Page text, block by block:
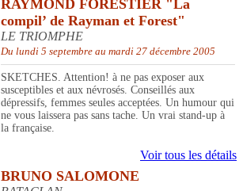
RAYMOND FORESTIER "La
compil’ de Rayman et Forest"
LE TRIOMPHE
Du lundi 5 septembre au mardi 27 décembre 2005
SKETCHES. Attention! à ne pas exposer aux
susceptibles et aux névrosés. Conseillés aux
dépressifs, femmes seules acceptées. Un humour qui
ne vous laissera pas sans tache. Un vrai stand-up à
la française.
Voir tous les détails
BRUNO SALOMONE